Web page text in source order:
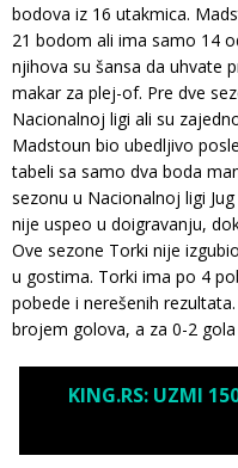
bodova iz 16 utakmica.
21 bodom ali ima samo 14
njihova su šansa da uhvate
makar za plej-of. Pre dve
Nacionalnoj ligi ali su
Madstoun bio ubedljivo
tabeli sa samo dva boda
sezonu u Nacionalnoj ligi
nije uspeo u doigravanju,
Ove sezone Torki nije
u gostima. Torki ima po 4
pobede i nerešenih
brojem golova, a za 0-2
KING.RS: UZMI